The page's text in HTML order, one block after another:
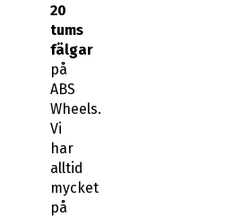
20
tums
fälgar
på
ABS
Wheels.
Vi
har
alltid
mycket
på